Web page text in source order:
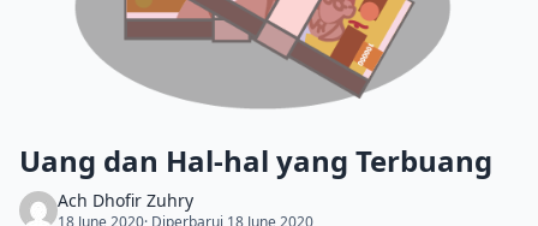
Uang dan Hal-hal yang Terbuang
Ach Dhofir Zuhry
18 June 2020· Diperbarui 18 June 2020